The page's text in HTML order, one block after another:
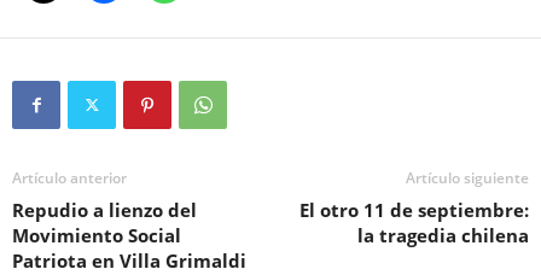
Artículo anterior
Repudio a lienzo del
Movimiento Social
Patriota en Villa Grimaldi
Artículo siguiente
El otro 11 de septiembre:
la tragedia chilena